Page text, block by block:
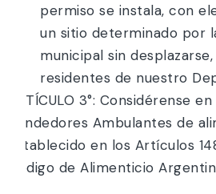
permiso se instala, con
un sitio determinado por
municipal sin
residentes de nuestro
ARTÍCULO 3°: Considérense
Vendedores Ambulantes de
establecido en los Artículos
Código de Alimenticio